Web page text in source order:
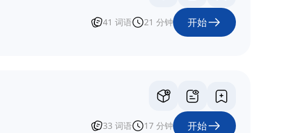
41 词语 21 分钟 开始
33 词语 17 分钟 开始